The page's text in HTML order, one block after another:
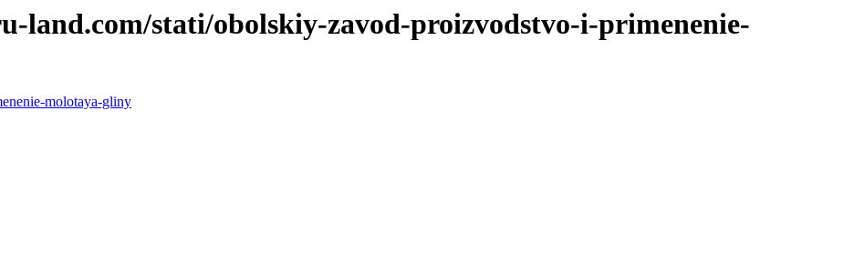
land.com/stati/obolskiy-zavod-proizvodstvo-i-primenenie-
molotaya-gliny